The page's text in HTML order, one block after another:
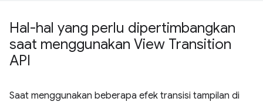
Hal-hal yang perlu dipertimbangkan
saat menggunakan View Transition
API
Saat menggunakan beberapa efek transisi tampilan di